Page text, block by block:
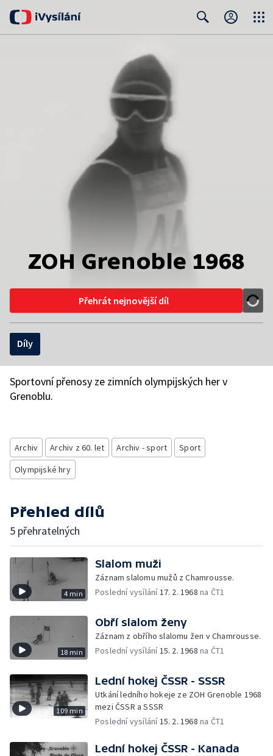
ZOH Grenoble 1968
Přehrát nejnovější díl
Díly
Sportovní přenosy ze zimních olympijských her v
Grenoblu.
Archiv Archiv z 60. let Archiv - sport
Sport
Olympijské hry
Přehled dílů
5 přehratelných
4 min
Slalom muži
Záznam slalomu mužů z Chamrousse.
Poslední vysílání17. 2. 1968 na ČT1
18 min
Obří slalom ženy
Záznam z obřího slalomu žen v Chamrousse.
Poslední vysílání15. 2. 1968 na ČT1
109 min
Lední hokej ČSSR - SSSR
Utkání ledního hokeje ze ZOH Grenoble 1968
mezi ČSSR a SSSR
Poslední vysílání15. 2. 1968 na ČT1
Lední hokej ČSSR - Kanada